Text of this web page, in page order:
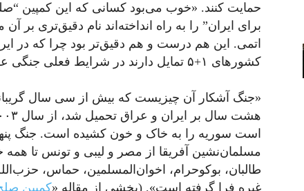
حمایت کنند. «خوب می‌بود کسانی که این کمپین
برای ایران” را به راه انداخته‌اند نام دقیق‌تری بر
اتمی. این هم درست‌ و هم دقیق‌تر بود چرا که در
کشورهای ۱+۵ تمایل دارند در شرایط فعلی جنگی علیه ایران راه بیندازند».
«جنگ آشکار آن چیزیست که بیش از سی سال
است سوریه را به خاک و خون کشیده است. جنگ
مسلمان‌نشین آفریقا از مصر و لیبی و تونس تا همه
طالبان، بوکوحرام، اخوان‌المسلمین، حماس،
غیره فرا گرفته است». (بخشی از مقاله «کمپین